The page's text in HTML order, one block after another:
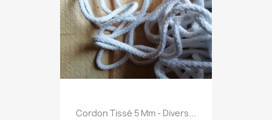
Cordon Tissé 5 Mm - Divers...